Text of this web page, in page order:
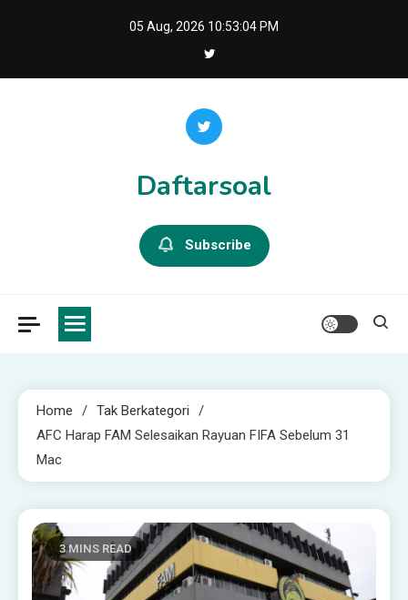
05 Aug, 2026 10:53:05 PM
Daftarsoal
Subscribe
Home
Tak Berkategori
AFC Harap FAM Selesaikan Rayuan FIFA Sebelum 31
Mac
3 MINS READ